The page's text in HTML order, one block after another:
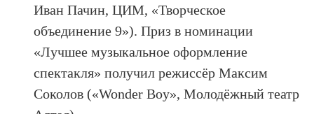
Иван Пачин, ЦИМ, «Творческое
объединение 9»). Приз в номинации
«Лучшее музыкальное оформление
спектакля» получил режиссёр Максим
Соколов («Wonder Boy», Молодёжный театр